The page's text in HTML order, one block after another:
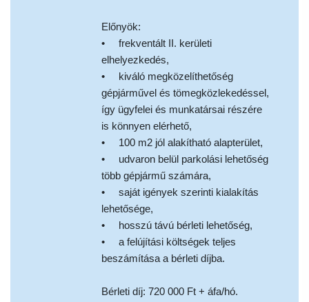
Előnyök:
• frekventált II. kerületi
elhelyezkedés,
• kiváló megközelíthetőség
gépjárművel és tömegközlekedéssel,
így ügyfelei és munkatársai részére
is könnyen elérhető,
• 100 m2 jól alakítható alapterület,
• udvaron belül parkolási lehetőség
több gépjármű számára,
• saját igények szerinti kialakítás
lehetősége,
• hosszú távú bérleti lehetőség,
• a felújítási költségek teljes
beszámítása a bérleti díjba.
Bérleti díj: 720 000 Ft + áfa/hó.